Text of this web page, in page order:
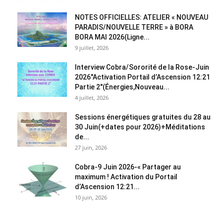
NOTES OFFICIELLES: ATELIER « NOUVEAU
PARADIS/NOUVELLE TERRE » à BORA
BORA MAI 2026(Ligne...
9 juillet, 2026
Interview Cobra/Sororité de la Rose-Juin
2026″Activation Portail d’Ascension 12:21
Partie 2″(Énergies,Nouveau...
4 juillet, 2026
Sessions énergétiques gratuites du 28 au
30 Juin(+dates pour 2026)+Méditations
de...
27 juin, 2026
Cobra-9 Juin 2026-« Partager au
maximum ! Activation du Portail
d’Ascension 12:21...
10 juin, 2026